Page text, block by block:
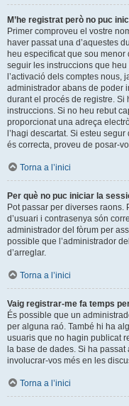
M’he registrat però no puc
Primer comproveu el vostre
haver passat una d’aquestes
heu especificat que sou
seguir les instruccions que
l’activació dels comptes nous,
administrador abans de poder
durant el procés de registre.
instruccions. Si no heu rebut
proporcionat una adreça
l’hagi descartat. Si esteu
és correcta, proveu de posar-
Torna a l’inici
Per què no puc iniciar la
Pot passar per diverses raons.
d’usuari i contrasenya són
administrador del fòrum per
possible que l’administrador
d’arreglar.
Torna a l’inici
Vaig registrar-me fa temps
És possible que un
per alguna raó. També hi ha
usuaris que no hagin publicat
la base de dades. Si ha
involucrar-vos més en les
Torna a l’inici